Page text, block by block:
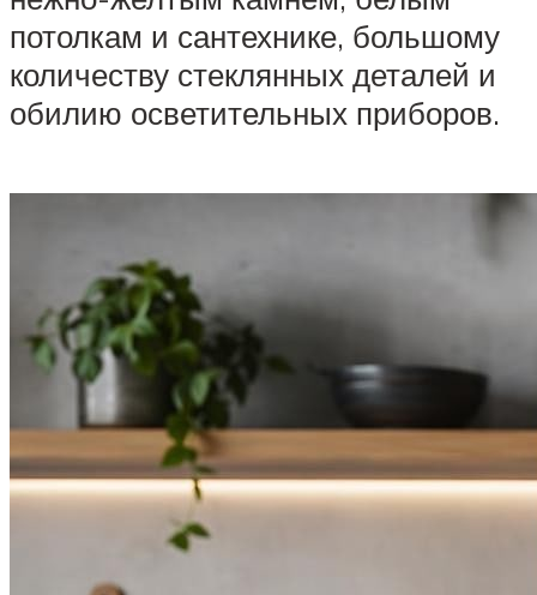
потолкам и сантехнике, большому
количеству стеклянных деталей и
обилию осветительных приборов.